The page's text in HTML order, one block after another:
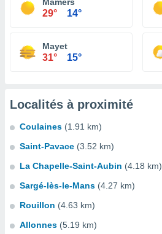
29° 14°
Mayet
31° 15°
Localités à proximité
Coulaines (1.91 km)
Saint-Pavace (3.52 km)
La Chapelle-Saint-Aubin (4.18 km)
Sargé-lès-le-Mans (4.27 km)
Rouillon (4.63 km)
Allonnes (5.19 km)